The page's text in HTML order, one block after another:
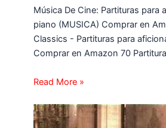
Música De Cine: Partituras para
piano (MUSICA) Comprar en
Classics - Partituras para
Comprar en Amazon 70
Read More »